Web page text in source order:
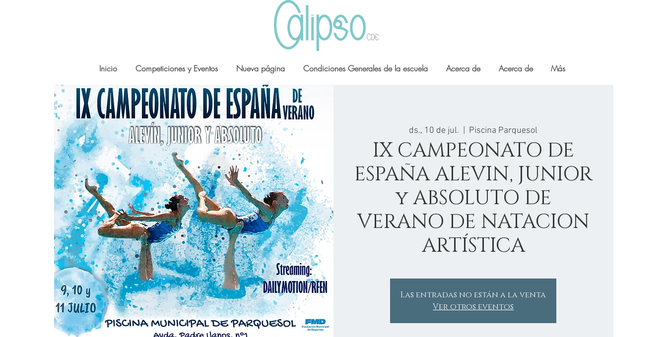
Inicio Competiciones y Eventos Nueva página Condiciones Generales de la escuela Acerca de Acerca de Más
ds., 10 de jul.
  |
Piscina Parquesol
IX CAMPEONATO DE
ESPAÑA ALEVIN, JUNIOR
y ABSOLUTO DE
VERANO DE NATACION
ARTÍSTICA
Las entradas no están a la venta
Ver otros eventos